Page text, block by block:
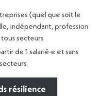
(quel que soit le
indépendant, profession
tous secteurs
de 1 salarié·e et sans
résilience